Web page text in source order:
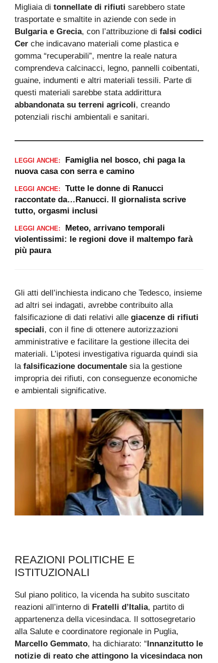
Migliaia di tonnellate di rifiuti sarebbero state
trasportate e smaltite in aziende con sede in
Bulgaria e Grecia, con l’attribuzione di falsi codici
Cer che indicavano materiali come plastica e
gomma “recuperabili”, mentre la reale natura
comprendeva calcinacci, legno, pannelli coibentati,
guaine, indumenti e altri materiali tessili. Parte di
questi materiali sarebbe stata addirittura
abbandonata su terreni agricoli, creando
potenziali rischi ambientali e sanitari.
LEGGI ANCHE:
Famiglia nel bosco, chi paga la
nuova casa con serra e camino
LEGGI ANCHE:
Tutte le donne di Ranucci
raccontate da…Ranucci. Il giornalista scrive
tutto, orgasmi inclusi
LEGGI ANCHE:
Meteo, arrivano temporali
violentissimi: le regioni dove il maltempo farà
più paura
Gli atti dell’inchiesta indicano che Tedesco, insieme
ad altri sei indagati, avrebbe contribuito alla
falsificazione di dati relativi alle giacenze di rifiuti
speciali, con il fine di ottenere autorizzazioni
amministrative e facilitare la gestione illecita dei
materiali. L’ipotesi investigativa riguarda quindi sia
la falsificazione documentale sia la gestione
impropria dei rifiuti, con conseguenze economiche
e ambientali significative.
REAZIONI POLITICHE E
ISTITUZIONALI
Sul piano politico, la vicenda ha subito suscitato
reazioni all’interno di Fratelli d’Italia, partito di
appartenenza della vicesindaca. Il sottosegretario
alla Salute e coordinatore regionale in Puglia,
Marcello Gemmato, ha dichiarato: “Innanzitutto le
notizie di reato che attingono la vicesindaca non